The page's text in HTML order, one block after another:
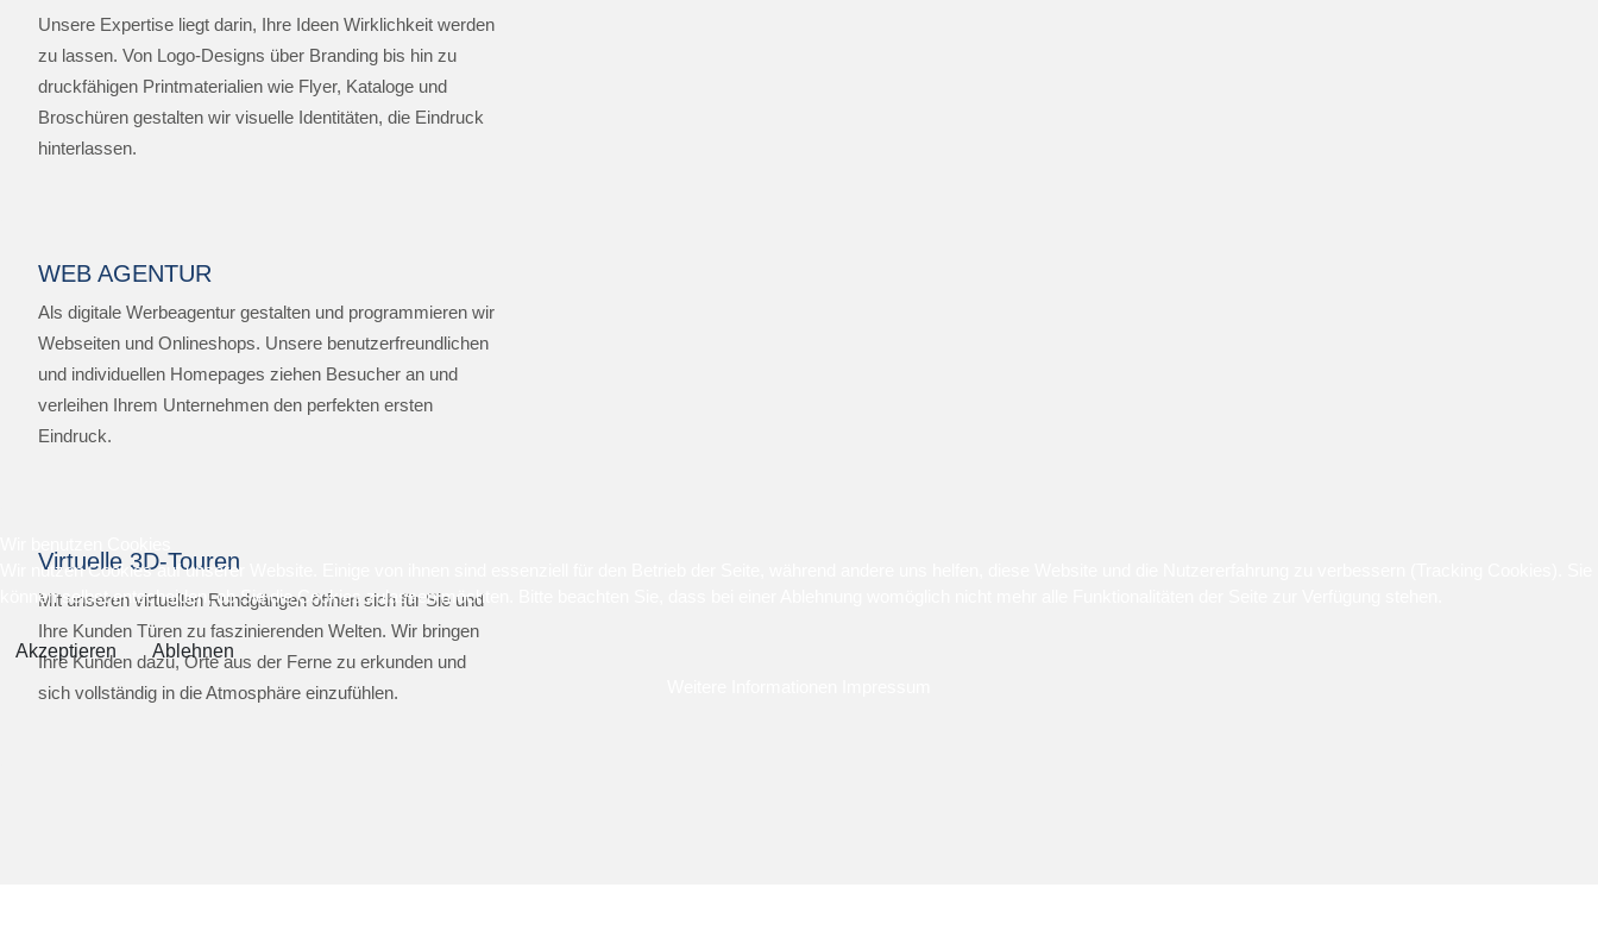
Unsere Expertise liegt darin, Ihre Ideen Wirklichkeit werden
zu lassen. Von Logo-Designs über Branding bis hin zu
druckfähigen Printmaterialien wie Flyer, Kataloge und
Broschüren gestalten wir visuelle Identitäten, die Eindruck
hinterlassen.
WEB AGENTUR
Als digitale Werbeagentur gestalten und programmieren wir
Webseiten und Onlineshops. Unsere benutzerfreundlichen
und individuellen Homepages ziehen Besucher an und
verleihen Ihrem Unternehmen den perfekten ersten
Eindruck.
Virtuelle 3D-Touren
Mit unseren virtuellen Rundgängen öffnen sich für Sie und
Ihre Kunden Türen zu faszinierenden Welten. Wir bringen
Ihre Kunden dazu, Orte aus der Ferne zu erkunden und
sich vollständig in die Atmosphäre einzufühlen.
Wir nutzen Cookies auf unserer Website. Einige von ihnen sind essenziell für den Betrieb der Seite, während andere uns helfen, diese Website und die Nutzererfahrung zu verbessern (Tracking Cookies). Sie
können selbst entscheiden, ob Sie die Cookies zulassen möchten. Bitte beachten Sie, dass bei einer Ablehnung womöglich nicht mehr alle Funktionalitäten der Seite zur Verfügung stehen.
Akzeptieren
Ablehnen